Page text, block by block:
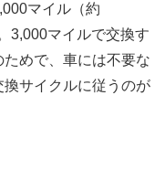
マイル（約
3,000マイルで交換す
めで、車には不要な
サイクルに従うのが